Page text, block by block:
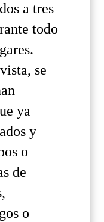
a tres
todo
se
ya
y
o
de
o